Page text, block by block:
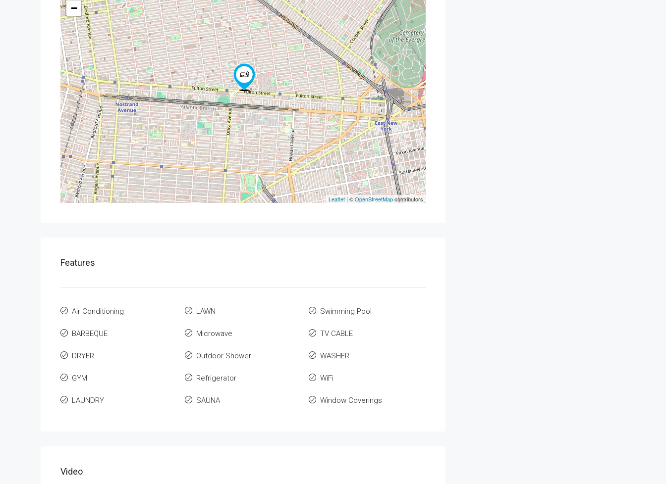
−
Leaflet | ©OpenStreetMapcontributors
Features
Air Conditioning
BARBEQUE
DRYER
GYM
LAUNDRY
LAWN
Microwave
Outdoor Shower
Refrigerator
SAUNA
Swimming Pool
TV CABLE
WASHER
WiFi
Window Coverings
Video